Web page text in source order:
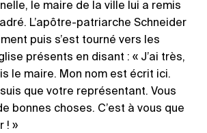
le maire de la ville lui a remis
L’apôtre-patriarche Schneider
puis s’est tourné vers les
présents en disant : « J’ai très,
le maire. Mon nom est écrit ici.
que votre représentant. Vous
bonnes choses. C’est à vous que
! »